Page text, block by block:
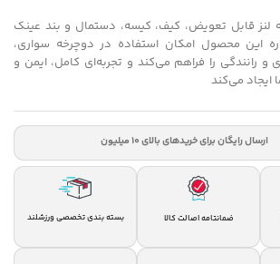
قابل تعویض، کیف، کیسه، دستمال و بند عینک
این محصول امکان استفاده در دوچرخه‌ سواری،
و رانندگی را فراهم می‌کند و تجربه‌ای کامل، ایمن و
ایجاد می‌کند
ارسال رایگان برای خریدهای بالای 10 میلیون
ضمانتامه اصالت کالا بسته بندی تخصصی ورزشلند